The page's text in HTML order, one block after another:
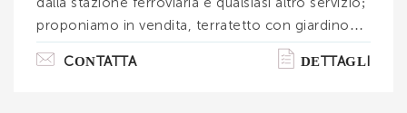
dalla stazione ferroviaria e qualsiasi altro servizio;
proponiamo in vendita, terratetto con giardino
esclusivo sul davanti e sul retro della proprietà
oltre ad accessori. la proprietà in vendita è
CONTATTA DETTAGLI